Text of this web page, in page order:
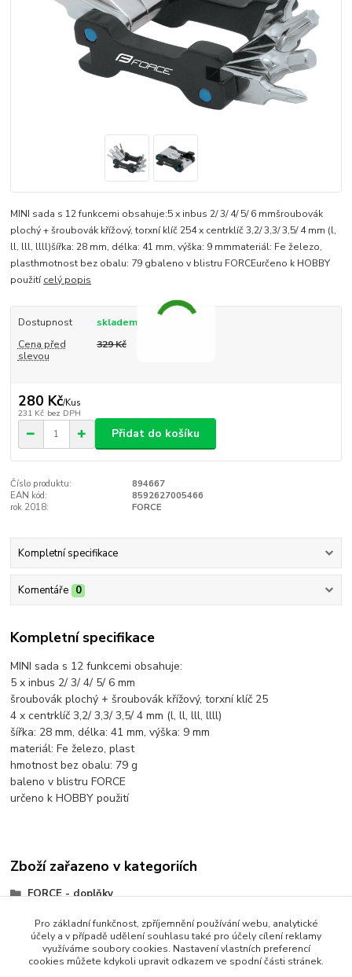
MINI sada s 12 funkcemi obsahuje:5 x inbus 2/ 3/ 4/ 5/ 6 mmšroubovák
plochý + šroubovák křížový, torxní klíč 254 x centrklíč 3,2/ 3,3/ 3,5/ 4 mm (l,
ll, lll, llll)šířka: 28 mm, délka: 41 mm, výška: 9 mmmateriál: Fe železo,
plasthmotnost bez obalu: 79 gbaleno v blistru FORCEurčeno k HOBBY
použitícelý popis
Dostupnost
skladem
Cena před
slevou
329 Kč
280 Kč/Kus
231 Kč bez DPH
Přidat do košíku
Číslo produktu:
894667
EAN kód:
8592627005466
rok 2018:
FORCE
Kompletní specifikace
Komentáře 0
Kompletní specifikace
MINI sada s 12 funkcemi obsahuje:
5 x inbus 2/ 3/ 4/ 5/ 6 mm
šroubovák plochý + šroubovák křížový, torxní klíč 25
4 x centrklíč 3,2/ 3,3/ 3,5/ 4 mm (l, ll, lll, llll)
šířka: 28 mm, délka: 41 mm, výška: 9 mm
materiál: Fe železo, plast
hmotnost bez obalu: 79 g
baleno v blistru FORCE
určeno k HOBBY použití
Zboží zařazeno v kategoriích
FORCE - doplňky
Nářadí
Multiklíče
Pro základní funkčnost, zpříjemnění používání webu, analytické
účely a v případě udělení souhlasu také pro účely cílení reklamy
využíváme soubory cookies. Nastavení vlastních preferencí
cookies můžete kdykoli upravit odkazem ve spodní části stránek.